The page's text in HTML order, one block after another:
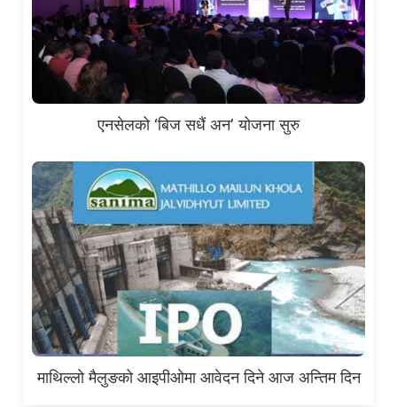
एनसेलको ‘बिज सधैं अन’ योजना सुरु
माथिल्लो मैलुङको आइपीओमा आवेदन दिने आज अन्तिम दिन